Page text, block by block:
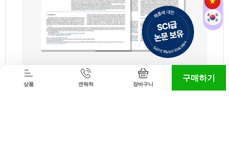
상품 연락처 장바구니
구매하기